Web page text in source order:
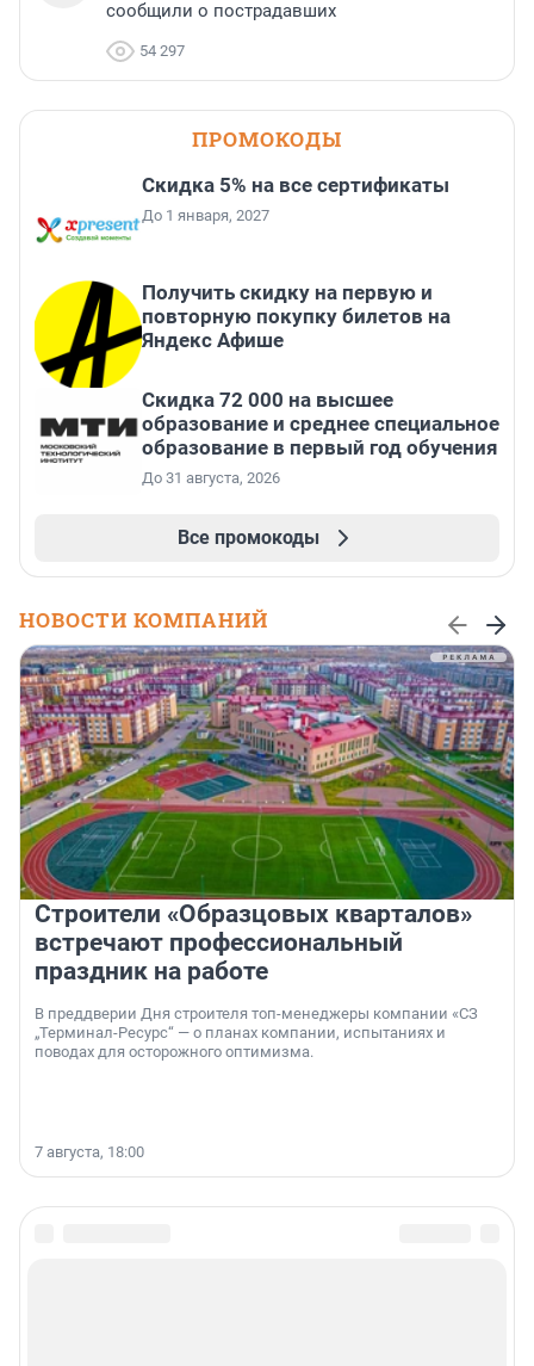
сообщили о пострадавших
54 297
ПРОМОКОДЫ
Скидка 5% на все сертификаты
До 1 января, 2027
Получить скидку на первую и
повторную покупку билетов на
Яндекс Афише
Скидка 72 000 на высшее
образование и среднее специальное
образование в первый год обучения
До 31 августа, 2026
Все промокоды
НОВОСТИ КОМПАНИЙ
Строители «Образцовых кварталов»
встречают профессиональный
праздник на работе
В преддверии Дня строителя топ-менеджеры компании «СЗ
„Терминал-Ресурс“ — о планах компании, испытаниях и
поводах для осторожного оптимизма.
7 августа, 18:00